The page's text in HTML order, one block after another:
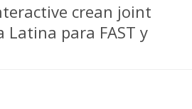
crean joint
para FAST y